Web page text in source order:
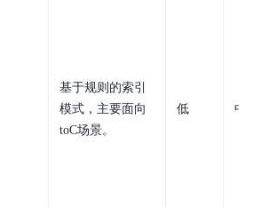
基于规则的索引
模式，主要面向
toC场景。
低 中